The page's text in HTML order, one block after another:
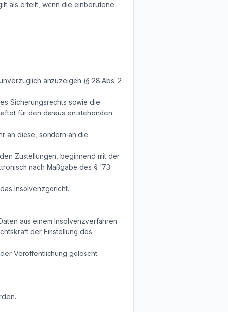
als erteilt, wenn die einberufene
anzuzeigen (§ 28 Abs. 2
Sicherungsrechts sowie die
für den daraus entstehenden
an diese, sondern an die
Zustellungen, beginnend mit der
nach Maßgabe des § 173
Insolvenzgericht.
aus einem Insolvenzverfahren
der Einstellung des
Veröffentlichung gelöscht.